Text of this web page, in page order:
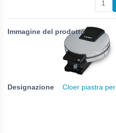
Cloer piastra